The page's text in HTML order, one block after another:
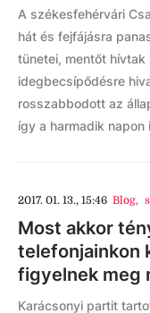
A székesfehérvári
hát és fejfájásra
tünetei, mentőt
idegbecsípődésre
rosszabbodott az
így a harmadik napon
2017. 01. 13., 15:46 Blog,
Most akkor
telefonjainkon
figyelnek meg
Karácsonyi partit